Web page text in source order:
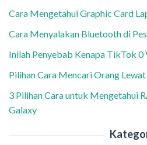
Cara Mengetahui Graphic Card
Cara Menyalakan Bluetooth di
Inilah Penyebab Kenapa TikTok 0
Pilihan Cara Mencari Orang
3 Pilihan Cara untuk Mengetahui
Galaxy